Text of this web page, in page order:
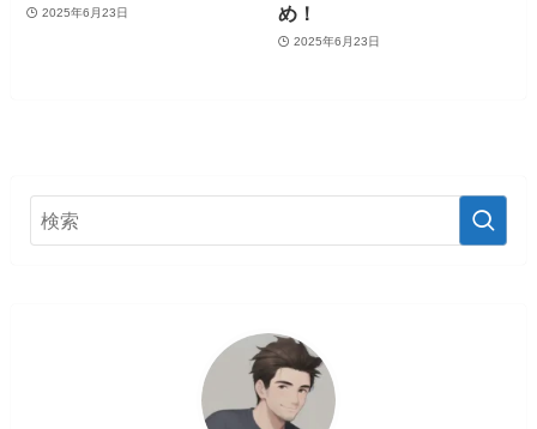
2025年6月23日
め！
2025年6月23日